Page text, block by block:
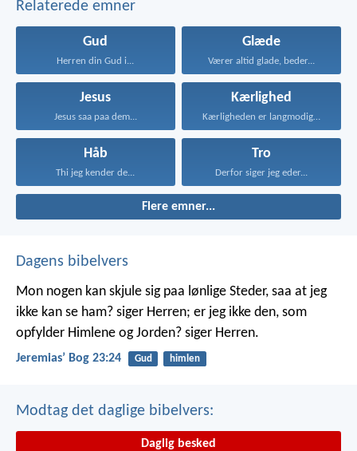
Relaterede emner
Gud
Herren din Gud i...
Glæde
Værer altid glade, beder...
Jesus
Jesus saa paa dem...
Kærlighed
Kærligheden er langmodig, er...
Håb
Thi jeg kender de...
Tro
Derfor siger jeg eder...
Flere emner...
Dagens bibelvers
Mon nogen kan skjule sig paa lønlige Steder, saa at jeg
ikke kan se ham? siger Herren; er jeg ikke den, som
opfylder Himlene og Jorden? siger Herren.
Jeremiasʼ Bog 23:24 Gud himlen
Modtag det daglige bibelvers:
Daglig besked